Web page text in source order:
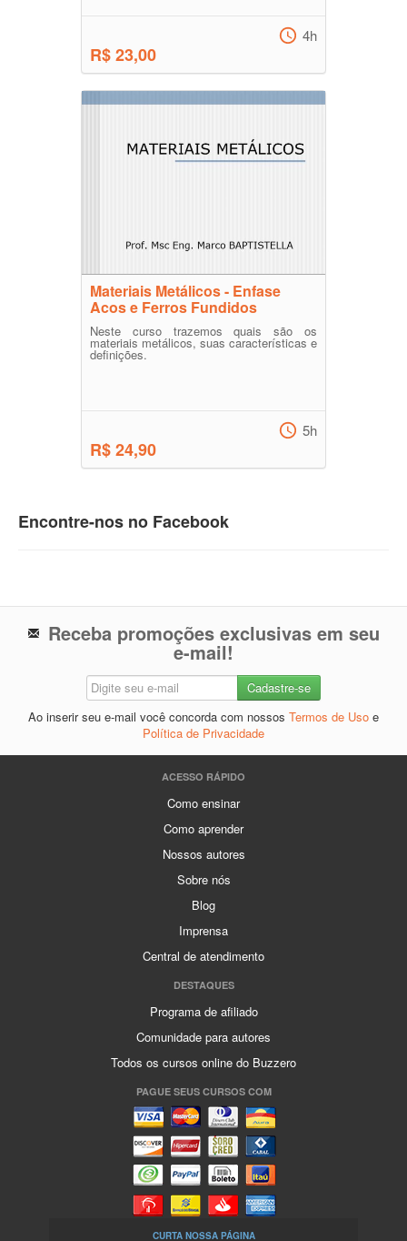
R$ 23,00
4h
Materiais Metálicos - Enfase
Acos e Ferros Fundidos
Neste curso trazemos quais são os
materiais metálicos, suas características e
definições.
R$ 24,90
5h
Encontre-nos no Facebook
Receba promoções exclusivas em seu
e-mail!
Ao inserir seu e-mail você concorda com nossos Termos de Uso e
Política de Privacidade
ACESSO RÁPIDO
Como ensinar
Como aprender
Nossos autores
Sobre nós
Blog
Imprensa
Central de atendimento
DESTAQUES
Programa de afiliado
Comunidade para autores
Todos os cursos online do Buzzero
PAGUE SEUS CURSOS COM
CURTA NOSSA PÁGINA